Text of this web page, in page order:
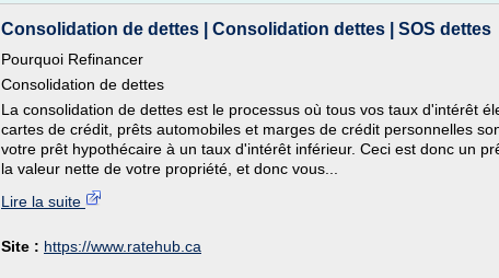
Consolidation de dettes | Consolidation dettes | SOS dettes
Pourquoi Refinancer
Consolidation de dettes
La consolidation de dettes est le processus où tous vos taux d'intérêt
cartes de crédit, prêts automobiles et marges de crédit personnelles
votre prêt hypothécaire à un taux d'intérêt inférieur. Ceci est donc un
la valeur nette de votre propriété, et donc vous...
Lire la suite
Site : https://www.ratehub.ca